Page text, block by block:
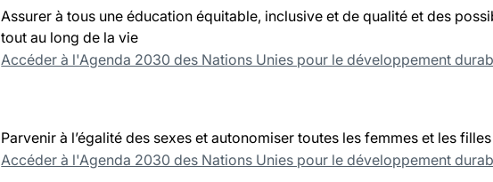
Assurer à tous une éducation équitable, inclusive et de qualité et des
tout au long de la vie
Accéder à l'Agenda 2030 des Nations Unies pour le développement
Parvenir à l’égalité des sexes et autonomiser toutes les femmes et les filles
Accéder à l'Agenda 2030 des Nations Unies pour le développement